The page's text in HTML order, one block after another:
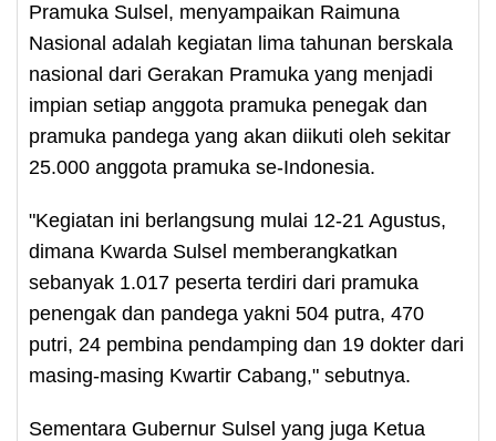
Pramuka Sulsel, menyampaikan Raimuna
Nasional adalah kegiatan lima tahunan berskala
nasional dari Gerakan Pramuka yang menjadi
impian setiap anggota pramuka penegak dan
pramuka pandega yang akan diikuti oleh sekitar
25.000 anggota pramuka se-Indonesia.
"Kegiatan ini berlangsung mulai 12-21 Agustus,
dimana Kwarda Sulsel memberangkatkan
sebanyak 1.017 peserta terdiri dari pramuka
penengak dan pandega yakni 504 putra, 470
putri, 24 pembina pendamping dan 19 dokter dari
masing-masing Kwartir Cabang," sebutnya.
Sementara Gubernur Sulsel yang juga Ketua